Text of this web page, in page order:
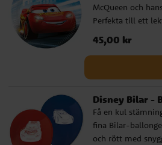
McQueen och
Perfekta till ett
är tillverkade av
miljövänligt
Pris:45,00 kr
45,00 kr
Disney Bilar -
Få en kul
fina Bilar-
och rött med